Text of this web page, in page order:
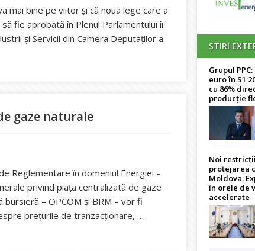
mai bine pe viitor și că noua lege care a
fie aprobată în Plenul Parlamentului îi
și Servicii din Camera Deputaților a
mici și mijlocii au șanse să-și salveze afacerile. Comisia de
gaze naturale
Reglementare în domeniul Energiei –
privind piața centralizată de gaze
– OPCOM și BRM – vor fi
preţurile de tranzacţionare, …
centralizată de gaze naturale
ȘTIRI
Grupul
euro în S1
cu 86%
producție
Noi
protejarea
Moldova.
în orele de
accelerate